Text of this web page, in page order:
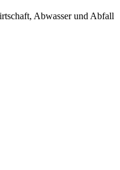
Abwasser und Abfall